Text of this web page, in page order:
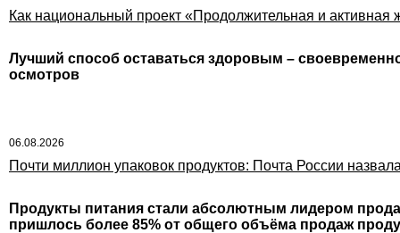
Как национальный проект «Продолжительная и
Лучший способ оставаться здоровым –
осмотров
06.08.2026
Почти миллион упаковок продуктов: Почта России
Продукты питания стали абсолютным лидером
пришлось более 85% от общего объёма продаж